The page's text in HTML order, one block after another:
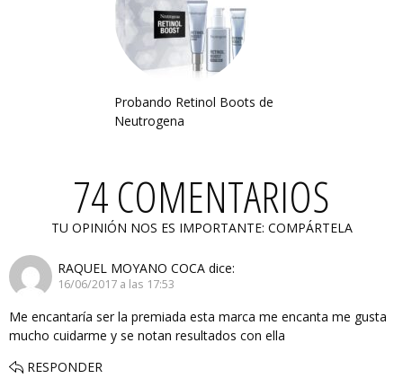
Probando Retinol Boots de
Neutrogena
74 COMENTARIOS
TU OPINIÓN NOS ES IMPORTANTE: COMPÁRTELA
RAQUEL MOYANO COCA dice:
16/06/2017 a las 17:53
Me encantaría ser la premiada esta marca me encanta me gusta
mucho cuidarme y se notan resultados con ella
RESPONDER